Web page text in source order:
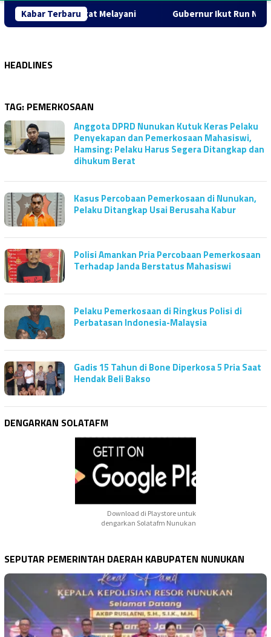
Kabar Terbaru
Tebar Semangat Melayani Gubernur Ikut Run Night
HEADLINES
TAG: PEMERKOSAAN
Anggota DPRD Nunukan Kutuk Keras Pelaku
Penyekapan dan Pemerkosaan Mahasiswi,
Hamsing: Pelaku Harus Segera Ditangkap dan
dihukum Berat
Kasus Percobaan Pemerkosaan di Nunukan,
Pelaku Ditangkap Usai Berusaha Kabur
Polisi Amankan Pria Percobaan Pemerkosaan
Terhadap Janda Berstatus Mahasiswi
Pelaku Pemerkosaan di Ringkus Polisi di
Perbatasan Indonesia-Malaysia
Gadis 15 Tahun di Bone Diperkosa 5 Pria Saat
Hendak Beli Bakso
DENGARKAN SOLATAFM
Download di Playstore untuk
dengarkan Solatafm Nunukan
SEPUTAR PEMERINTAH DAERAH KABUPATEN NUNUKAN